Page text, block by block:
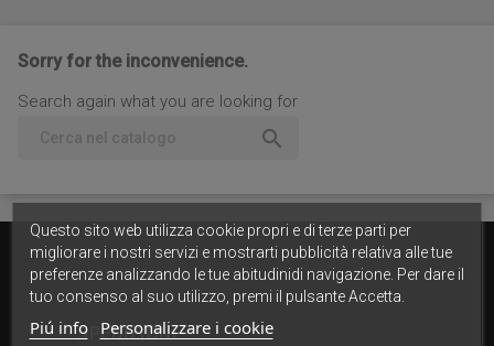
Sorry for the inconvenience.
Search again what you are looking for

SPEDIZIONI
Questo sito web utilizza cookie propri e di terze parti per
migliorare i nostri servizi e mostrarti pubblicità relativa alle tue
preferenze analizzando le tue abitudinidi navigazione. Per dare il
tuo consenso al suo utilizzo, premi il pulsante Accetta.
Piú info Personalizzare i cookie